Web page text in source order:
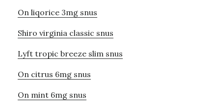
On liqorice 3mg snus
Shiro virginia classic snus
Lyft tropic breeze slim snus
On citrus 6mg snus
On mint 6mg snus